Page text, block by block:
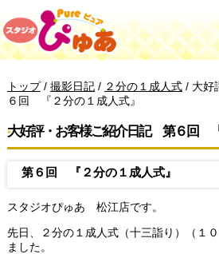
このページの本文へ
現
在
位
トップ/ 撮影日記/ ２分の１成人式/ 大好
６回 『２分の１成人式』
大好評・お客様ご紹介日記 第６回 『
第６回 『２分の１成人式』
スタジオぴゅあ 松江店です。
先日、２分の１成人式（十三詣り）（１
ました。